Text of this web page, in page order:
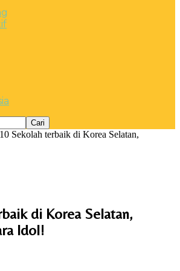
10 Sekolah terbaik di Korea Selatan,
di Korea Selatan,
Idol!